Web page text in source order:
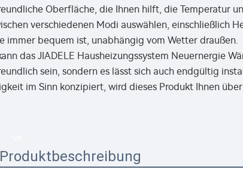
Oberfläche, die Ihnen hilft, die Temperatur
verschiedenen Modi auswählen, einschließlich
immer bequem ist, unabhängig vom Wetter draußen.
das JIADELE Hausheizungssystem Neuernergie
sein, sondern es lässt sich auch endgültig
im Sinn konzipiert, wird dieses Produkt Ihnen
Produktbeschreibung